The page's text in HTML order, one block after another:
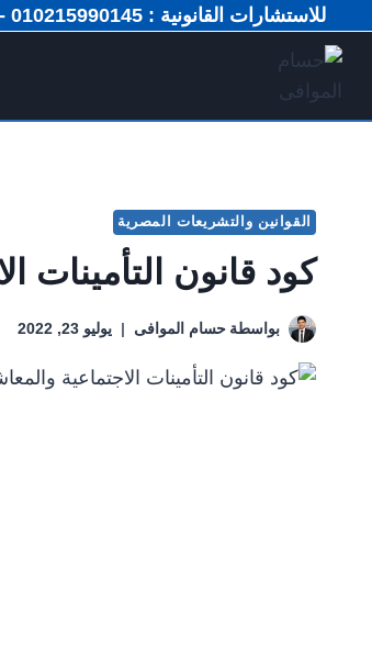
التجاوزللاستشارات القانونية : 010215990145 - 01010144882 📞
القوانين والتشريعات المصرية
كود قانون التأمينات
بواسطة حسام الموافى يوليو 23, 2022